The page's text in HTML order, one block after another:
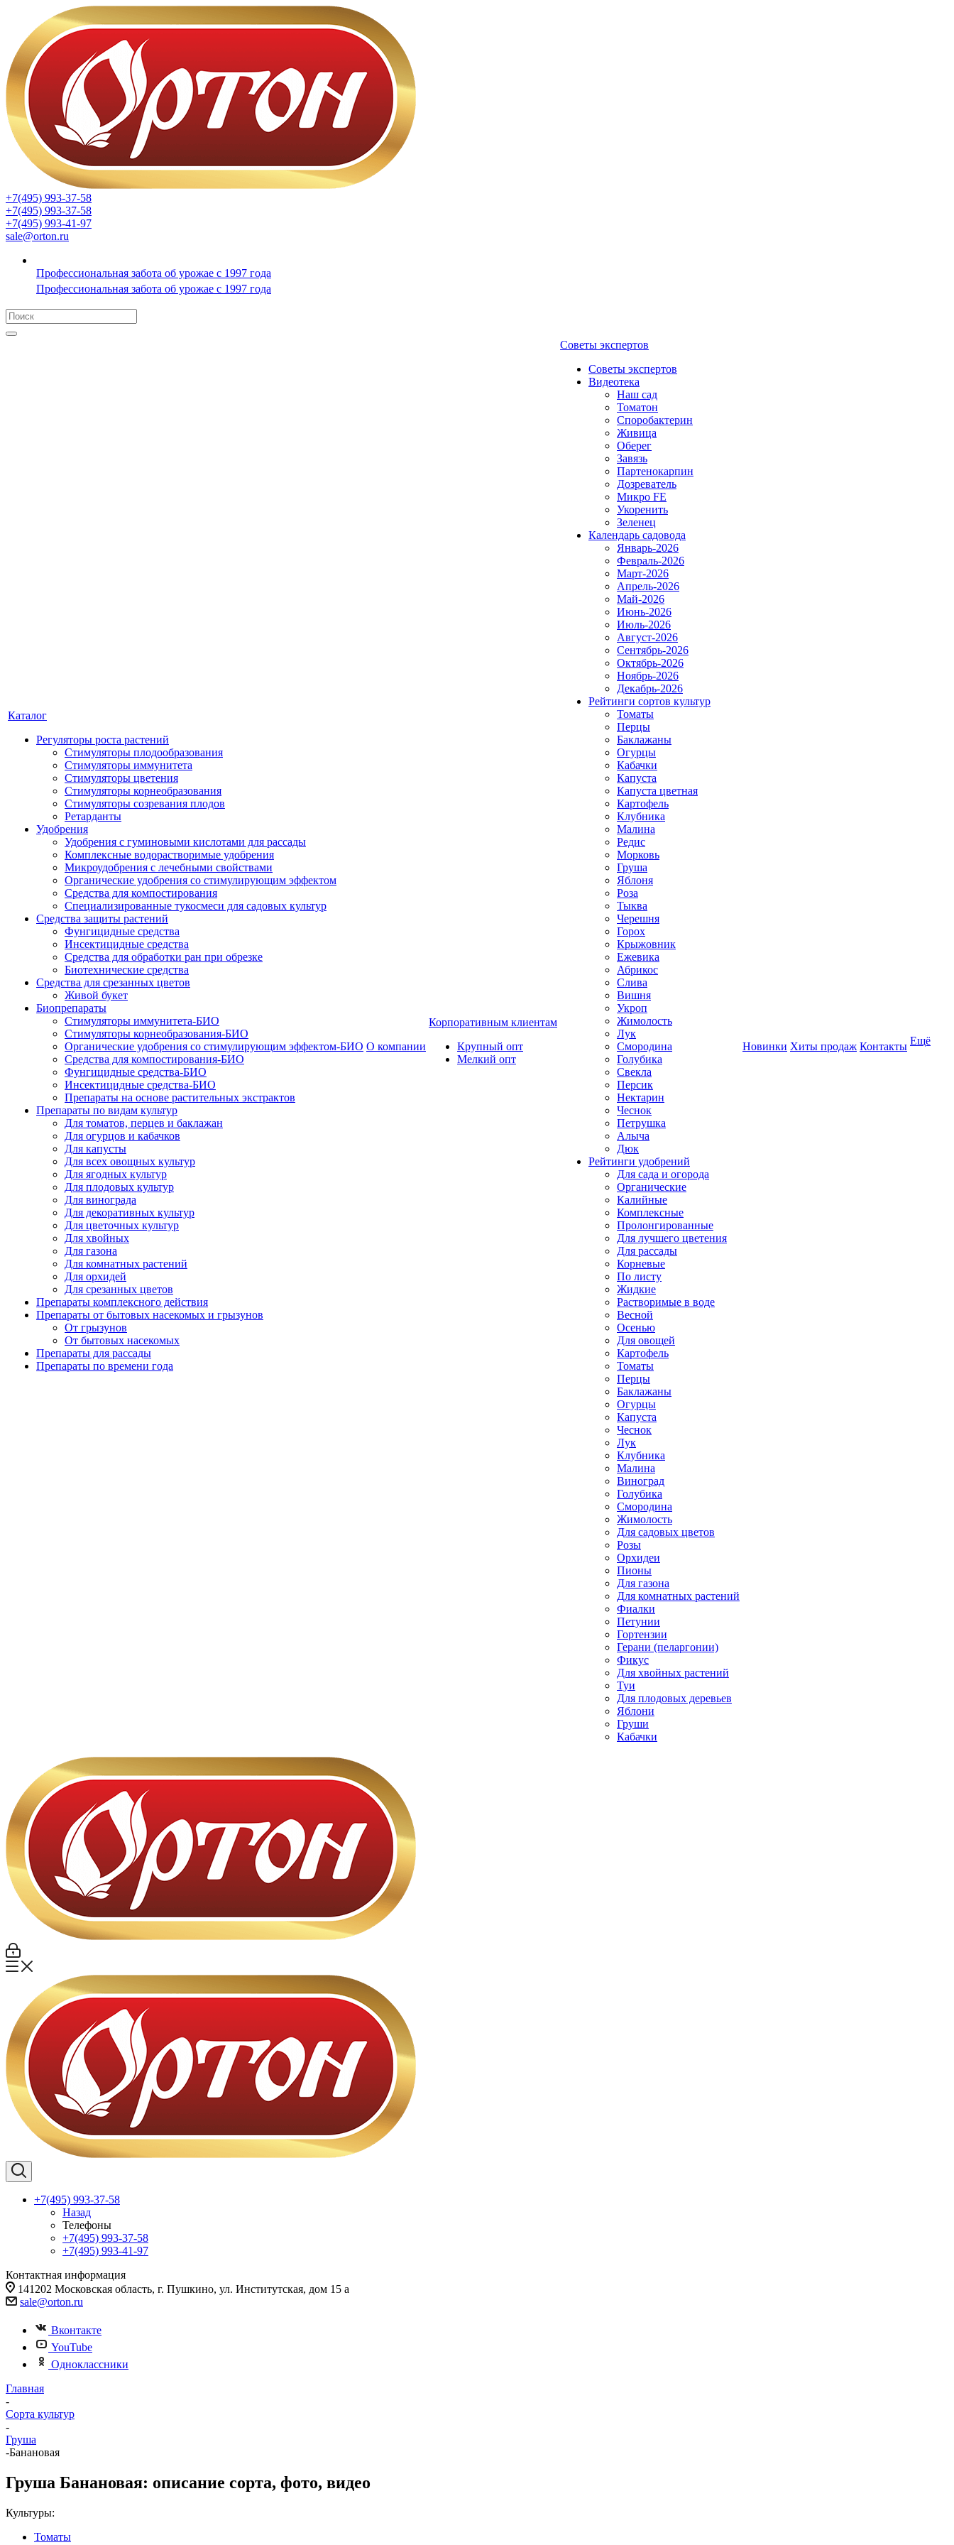
+7(495) 993-37-58
+7(495) 993-37-58
+7(495) 993-41-97
sale@orton.ru
Профессиональная забота об урожае с 1997 года
Профессиональная забота об урожае с 1997 года
Каталог
Регуляторы роста растений
Стимуляторы плодообразования
Стимуляторы иммунитета
Стимуляторы цветения
Стимуляторы корнеобразования
Стимуляторы созревания плодов
Ретарданты
Удобрения
Удобрения с гуминовыми кислотами для рассады
Комплексные водорастворимые удобрения
Микроудобрения с лечебными свойствами
Органические удобрения со стимулирующим эффектом
Средства для компостирования
Специализированные тукосмеси для садовых культур
Средства защиты растений
Фунгицидные средства
Инсектицидные средства
Средства для обработки ран при обрезке
Биотехнические средства
Средства для срезанных цветов
Живой букет
Биопрепараты
Стимуляторы иммунитета-БИО
Стимуляторы корнеобразования-БИО
Органические удобрения со стимулирующим эффектом-БИО
Средства для компостирования-БИО
Фунгицидные средства-БИО
Инсектицидные средства-БИО
Препараты на основе растительных экстрактов
Препараты по видам культур
Для томатов, перцев и баклажан
Для огурцов и кабачков
Для капусты
Для всех овощных культур
Для ягодных культур
Для плодовых культур
Для винограда
Для декоративных культур
Для цветочных культур
Для хвойных
Для газона
Для комнатных растений
Для орхидей
Для срезанных цветов
Препараты комплексного действия
Препараты от бытовых насекомых и грызунов
От грызунов
От бытовых насекомых
Препараты для рассады
Препараты по времени года
О компании
Корпоративным клиентам
Крупный опт
Мелкий опт
Советы экспертов
Советы экспертов
Видеотека
Наш сад
Томатон
Споробактерин
Живица
Оберег
Завязь
Партенокарпин
Дозреватель
Микро FE
Укоренить
Зеленец
Календарь садовода
Январь-2026
Февраль-2026
Март-2026
Апрель-2026
Май-2026
Июнь-2026
Июль-2026
Август-2026
Сентябрь-2026
Октябрь-2026
Ноябрь-2026
Декабрь-2026
Рейтинги сортов культур
Томаты
Перцы
Баклажаны
Огурцы
Кабачки
Капуста
Капуста цветная
Картофель
Клубника
Малина
Редис
Морковь
Груша
Яблоня
Роза
Тыква
Черешня
Горох
Крыжовник
Ежевика
Абрикос
Слива
Вишня
Укроп
Жимолость
Лук
Смородина
Голубика
Свекла
Персик
Нектарин
Чеснок
Петрушка
Алыча
Дюк
Рейтинги удобрений
Для сада и огорода
Органические
Калийные
Комплексные
Пролонгированные
Для лучшего цветения
Для рассады
Корневые
По листу
Жидкие
Растворимые в воде
Весной
Осенью
Для овощей
Картофель
Томаты
Перцы
Баклажаны
Огурцы
Капуста
Чеснок
Лук
Клубника
Малина
Виноград
Голубика
Смородина
Жимолость
Для садовых цветов
Розы
Орхидеи
Пионы
Для газона
Для комнатных растений
Фиалки
Петунии
Гортензии
Герани (пеларгонии)
Фикус
Для хвойных растений
Туи
Для плодовых деревьев
Яблони
Груши
Кабачки
Новинки Хиты продаж Контакты Ещё
+7(495) 993-37-58
Назад
Телефоны
+7(495) 993-37-58
+7(495) 993-41-97
Контактная информация
141202 Московская область, г. Пушкино, ул. Институтская, дом 15 а
sale@orton.ru
Вконтакте
YouTube
Одноклассники
Главная
-
Сорта культур
-
Груша
-Банановая
Груша Банановая: описание сорта, фото, видео
Культуры:
Томаты